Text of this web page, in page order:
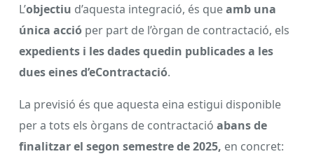
L’objectiu d’aquesta integració, és queamb una
única acció per part de l’òrgan de contractació, els
expedients i les dades quedin publicades a les
dues eines d’eContractació.
La previsió és que aquesta eina estigui disponible
per a tots els òrgans de contractació abans de
finalitzar el segon semestre de 2025, en concret: